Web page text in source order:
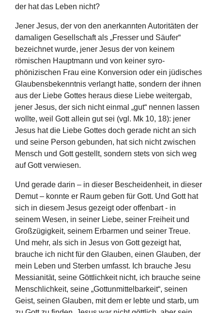
der hat das Leben nicht?
Jener Jesus, der von den anerkannten Autoritäten der
damaligen Gesellschaft als „Fresser und Säufer“
bezeichnet wurde, jener Jesus der von keinem
römischen Hauptmann und von keiner syro-
phönizischen Frau eine Konversion oder ein jüdisches
Glaubensbekenntnis verlangt hatte, sondern der ihnen
aus der Liebe Gottes heraus diese Liebe weitergab,
jener Jesus, der sich nicht einmal „gut“ nennen lassen
wollte, weil Gott allein gut sei (vgl. Mk 10, 18): jener
Jesus hat die Liebe Gottes doch gerade nicht an sich
und seine Person gebunden, hat sich nicht zwischen
Mensch und Gott gestellt, sondern stets von sich weg
auf Gott verwiesen.
Und gerade darin – in dieser Bescheidenheit, in dieser
Demut – konnte er Raum geben für Gott. Und Gott hat
sich in diesem Jesus gezeigt oder offenbart - in
seinem Wesen, in seiner Liebe, seiner Freiheit und
Großzügigkeit, seinem Erbarmen und seiner Treue.
Und mehr, als sich in Jesus von Gott gezeigt hat,
brauche ich nicht für den Glauben, einen Glauben, der
mein Leben und Sterben umfasst. Ich brauche Jesu
Messianität, seine Göttlichkeit nicht, ich brauche seine
Menschlichkeit, seine „Gottunmittelbarkeit“, seinen
Geist, seinen Glauben, mit dem er lebte und starb, um